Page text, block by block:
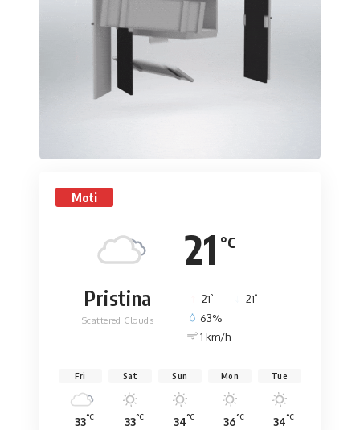
Moti
21 °C
Pristina
Scattered Clouds
21° 21°
63%
1 km/h
Fri
33°C
Sat
33°C
Sun
34°C
Mon
36°C
Tue
34°C